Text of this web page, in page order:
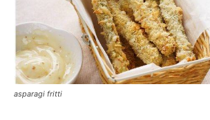
asparagi fritti